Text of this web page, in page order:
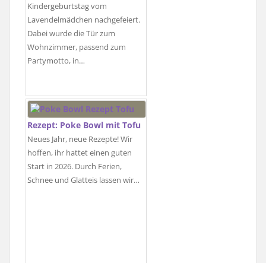
Kindergeburtstag vom
Lavendelmädchen nachgefeiert.
Dabei wurde die Tür zum
Wohnzimmer, passend zum
Partymotto, in…
Rezept: Poke Bowl mit Tofu
Neues Jahr, neue Rezepte! Wir
hoffen, ihr hattet einen guten
Start in 2026. Durch Ferien,
Schnee und Glatteis lassen wir…